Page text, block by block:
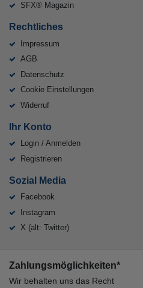
SFX® Magazin
Rechtliches
Impressum
AGB
Datenschutz
Cookie Einstellungen
Widerruf
Ihr Konto
Login / Anmelden
Registrieren
Sozial Media
Facebook
Instagram
X (alt: Twitter)
Zahlungsmöglichkeiten*
Wir behalten uns das Recht